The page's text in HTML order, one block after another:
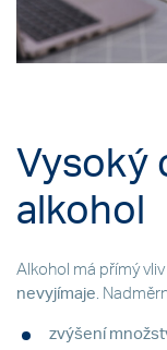
Vysoký
alkohol
Alkohol má přímý vliv
nevyjímaje.
zvýšení